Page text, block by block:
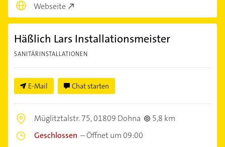
Webseite
Häßlich Lars Installationsmeister
SANITÄRINSTALLATIONEN
E-Mail Chat starten
Müglitztalstr. 75,01809 Dohna
5,8 km
Geschlossen –Öffnet um 09:00